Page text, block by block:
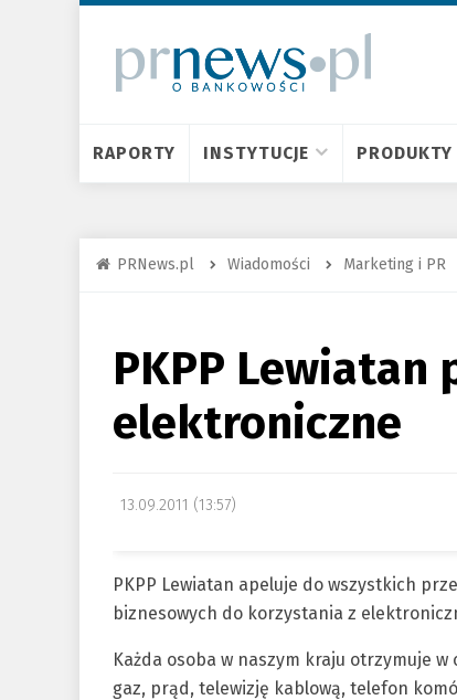
RAPORTY INSTYTUCJE PRODUKTY
PRNews.pl Wiadomości Marketing i PR
PKPP
elektroniczne
13.09.2011 (13:57)
PKPP Lewiatan apeluje do wszystkich
biznesowych do korzystania z
Każda osoba w naszym kraju otrzymuje
gaz, prąd, telewizję kablową, telefon